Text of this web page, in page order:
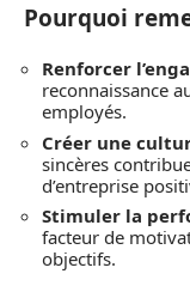
Pourquoi
Renforcer
reconnaissance
employés.
Créer une
sincères
d’entreprise
Stimuler la
facteur de
objectifs.